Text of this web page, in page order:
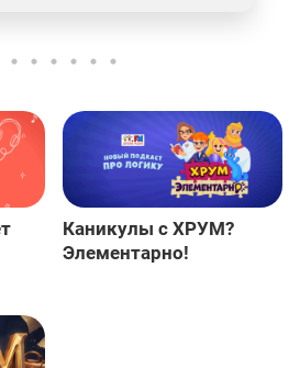
Каникулы с ХРУМ?
Элементарно!